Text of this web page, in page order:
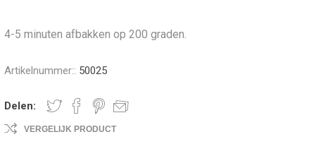
VERGELIJK PRODUCT
4-5 minuten afbakken op 200 graden.
Artikelnummer:: 50025
Delen: